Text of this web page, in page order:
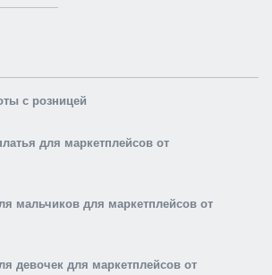
с розницей
для маркетплейсов от
мальчиков для маркетплейсов от
девочек для маркетплейсов от